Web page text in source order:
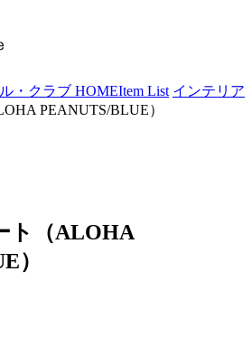
・クラブ HOMEItem List インテリア
PEANUTS/BLUE）
ト（ALOHA
）